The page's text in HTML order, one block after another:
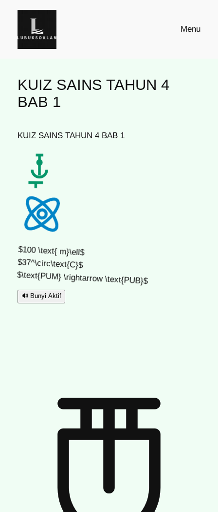
Menu
KUIZ SAINS TAHUN 4
BAB 1
KUIZ SAINS TAHUN 4 BAB 1
$100 \text{ m}\ell$
$37^\circ\text{C}$
$\text{PUM} \rightarrow \text{PUB}$
🔊 Bunyi Aktif